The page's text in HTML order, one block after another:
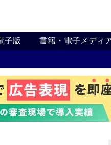
子版 書籍・電子メディ